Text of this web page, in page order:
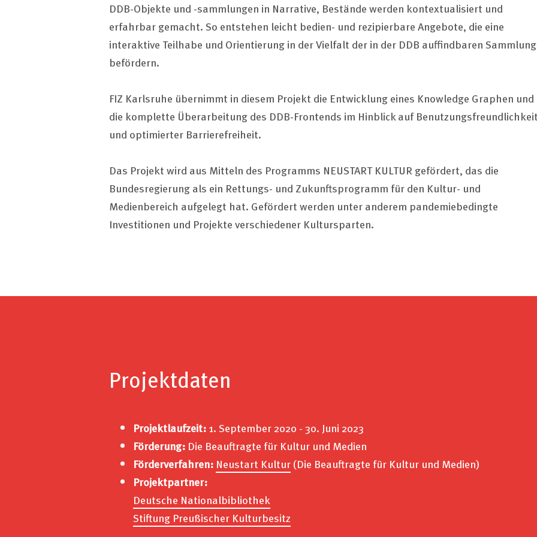
DDB-Objekte und -sammlungen in Narrative, Bestände werden kontextualisiert und
erfahrbar gemacht. So entstehen leicht bedien- und rezipierbare Angebote, die eine
interaktive Teilhabe und Orientierung in der Vielfalt der in der DDB auffindbaren
befördern.
FIZ Karlsruhe übernimmt in diesem Projekt die Entwicklung eines Knowledge Graphen und
die komplette Überarbeitung des DDB-Frontends im Hinblick auf Benutzungsfreundlichkeit
und optimierter Barrierefreiheit.
Das Projekt wird aus Mitteln des Programms NEUSTART KULTUR gefördert, das die
Bundesregierung als ein Rettungs- und Zukunftsprogramm für den Kultur- und
Medienbereich aufgelegt hat. Gefördert werden unter anderem pandemiebedingte
Investitionen und Projekte verschiedener Kultursparten.
Projektdaten
Projektlaufzeit:1. September 2020 - 30. Juni 2023
Förderung: Die Beauftragte für Kultur und Medien
Förderverfahren: Neustart Kultur(Die Beauftragte für Kultur und Medien)
Projektpartner:
Deutsche Nationalbibliothek
Stiftung Preußischer Kulturbesitz